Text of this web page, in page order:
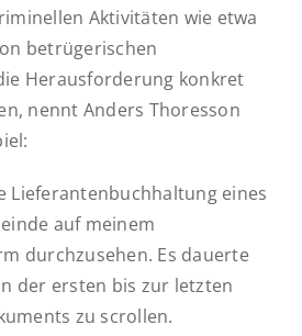
Aktivitäten wie etwa
betrügerischen
Herausforderung konkret
nennt Anders Thoresson
Lieferantenbuchhaltung eines
auf meinem
durchzusehen. Es dauerte
der ersten bis zur letzten
zu scrollen.